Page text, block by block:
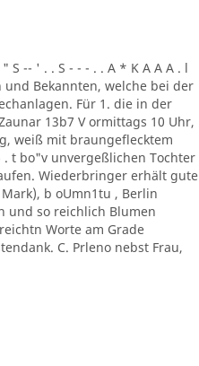
S -- ' . . S - - - . . A * K A A A . l
Bekannten, welche bei der
Für 1. die in der
13b7 V ormittags 10 Uhr,
weiß mit braungeflecktem
t bo"v unvergeßlichen Tochter
Wiederbringer erhält gute
b oUmn1tu , Berlin
und so reichlich Blumen
Worte am Grade
C. Prleno nebst Frau,